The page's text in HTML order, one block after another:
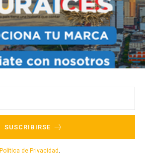
SUSCRIBIRSE
Política de Privacidad .